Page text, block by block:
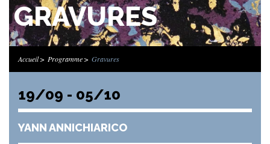
GRAVURES
Accueil Programme Gravures
19/09 - 05/10
YANN ANNICHIARICO